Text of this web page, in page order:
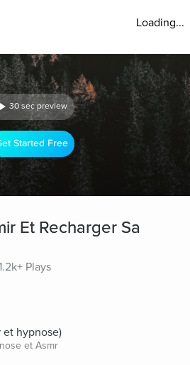
Loading...
30 sec preview
Started Free
Et Recharger Sa
Plays
et hypnose)
et Asmr